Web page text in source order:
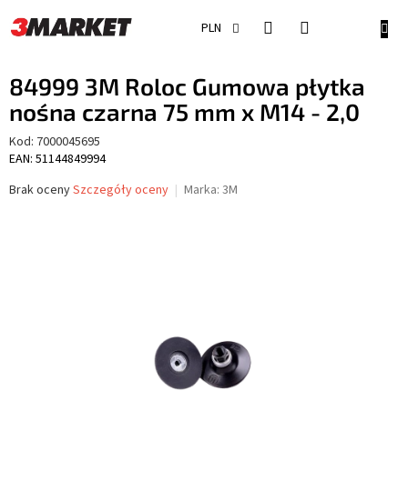
do
treści
PLN
84999 3M Roloc Gumowa płytka
nośna czarna 75 mm x M14 - 2,0
Kod: 7000045695
EAN: 51144849994
Średnia
Brak ocenySzczegóły oceny Marka: 3M